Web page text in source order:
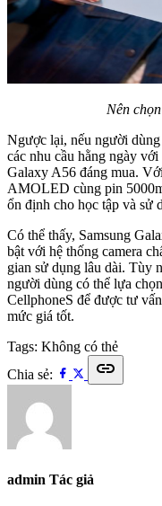
Nên
Ngược lại, nếu người
các nhu cầu hằng ngày
Galaxy A56 đáng mua.
AMOLED cùng pin
ổn định cho học tập và sử
Có thể thấy, Samsung
bật với hệ thống camera
gian sử dụng lâu dài. Tùy
người dùng có thể lựa
CellphoneS để được tư
mức giá tốt.
Tags: Không có thẻ
Chia sẻ:
link
admin Tác giả